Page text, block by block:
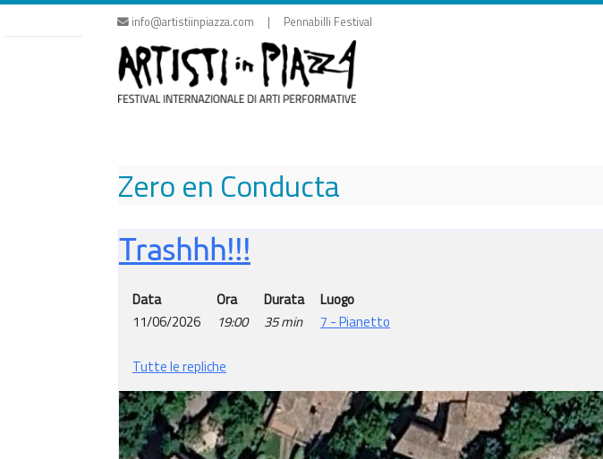
Vai
info@artistiinpiazza.com | Pennabilli Festival
Zero en Conducta
Trashhh!!!
Data
11/06/2026
Ora
19:00
Durata
35 min
Luogo
7 - Pianetto
Tutte le repliche